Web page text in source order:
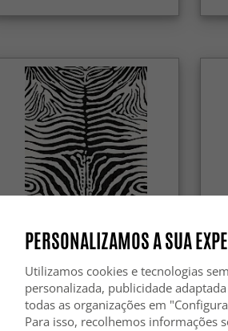
Tapete Wilton - Zebra
(preto/branco)
44.99 € 59.99 €
PERSONALIZAMOS A SUA
Utilizamos cookies e tecnologias
personalizada, publicidade
todas as organizações em
Para isso, recolhemos informações